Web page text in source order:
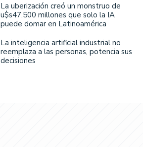
La uberización creó un monstruo de
u$s47.500 millones que solo la IA
puede domar en Latinoamérica
La inteligencia artificial industrial no
reemplaza a las personas, potencia sus
decisiones